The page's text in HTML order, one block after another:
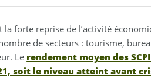
forte reprise de l’activité
de secteurs : tourisme,
Le rendement moyen des
soit le niveau atteint avant